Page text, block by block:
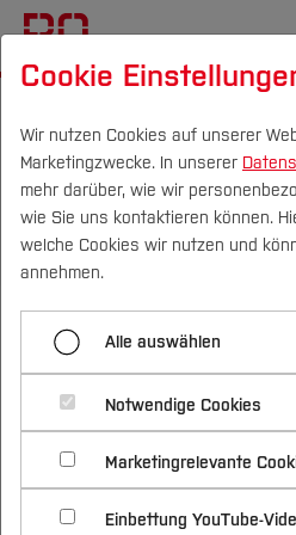
Campus Personen
Studium
Studienangebote
Bachelorstudiengänge
Masterstudiengänge
Vor dem Studium
Bewerben &
Bewerbungsportal
Im Studium
Studienbüros und
Nach dem Studium
Forschung &
Profil
Forschungs- und
Schwerpunkte (FuT)
Beratung &
Nachhaltigkeit
Nachhaltigkeit
International
Informatik
Menü
Gesundheit
Ingenieurwissenschaften
Informatik
Nachhaltigkeit und
Studiengänge im
Informatik
Cookie
Wir nutzen Cookies auf unserer
Marketingzwecke. In unserer
mehr darüber, wie wir
wie Sie uns kontaktieren können.
welche Cookies wir nutzen und
annehmen.
Alle auswählen
Notwendige Cookies
Marketingrelevante
Einbettung YouTube-